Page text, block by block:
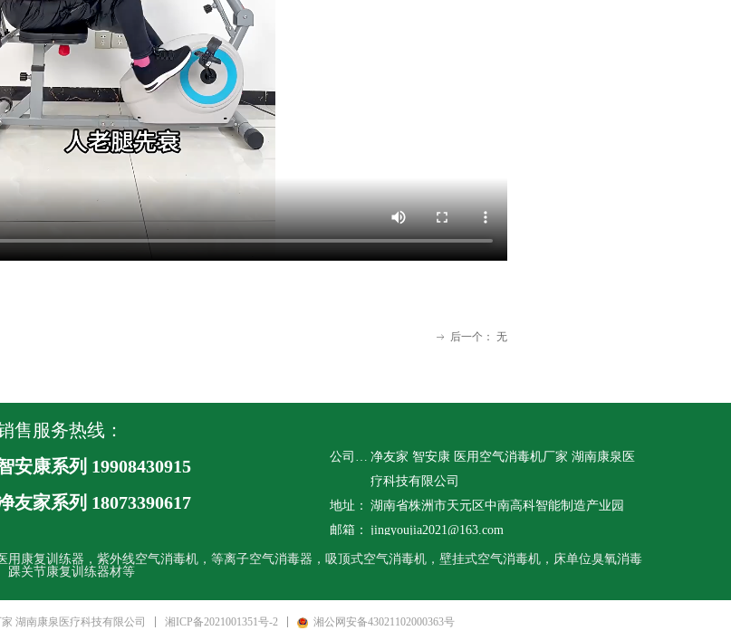
ꁹ 后一个： 无
售服务热线：
安康系列 19908430915
友家系列 18073390617
公司名称： 净友家 智安康 医用空气消毒机厂家 湖南康泉医
疗科技有限公司
地址： 湖南省株洲市天元区中南高科智能制造产业园
邮箱： jingyoujia2021@163.com
康复训练器，紫外线空气消毒机，等离子空气消毒器，吸顶式空气消毒机，壁挂式空气消毒机，床单位臭氧消毒
踝关节康复训练器材等
湖南康泉医疗科技有限公司 湘ICP备2021001351号-2 湘公网安备43021102000363号